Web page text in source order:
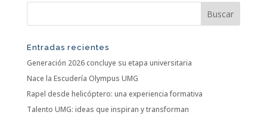
Entradas recientes
Generación 2026 concluye su etapa universitaria
Nace la Escudería Olympus UMG
Rapel desde helicóptero: una experiencia formativa
Talento UMG: ideas que inspiran y transforman